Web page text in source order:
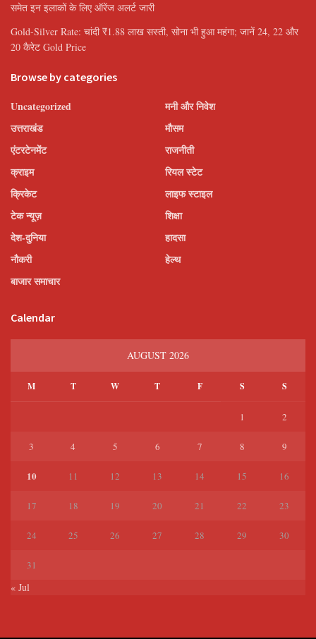
समेत इन इलाकों के लिए ऑरेंज अलर्ट जारी
Gold-Silver Rate: चांदी ₹1.88 लाख सस्ती, सोना भी हुआ महंगा; जानें 24, 22 और
20 कैरेट Gold Price
Browse by categories
Uncategorized
उत्तराखंड
एंटरटेनमेंट
क्राइम
क्रिकेट
टेक न्यूज़
देश-दुनिया
नौकरी
बाजार समाचार
मनी और निवेश
मौसम
राजनीती
रियल स्टेट
लाइफ स्टाइल
शिक्षा
हादसा
हेल्थ
Calendar
AUGUST 2026
M T W T F S S
1 2
3 4 5 6 7 8 9
10 11 12 13 14 15 16
17 18 19 20 21 22 23
24 25 26 27 28 29 30
31
« Jul